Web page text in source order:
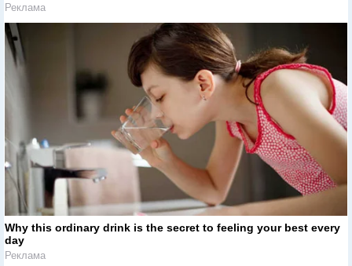
Реклама
Why this ordinary drink is the secret to feeling your best every
day
Реклама